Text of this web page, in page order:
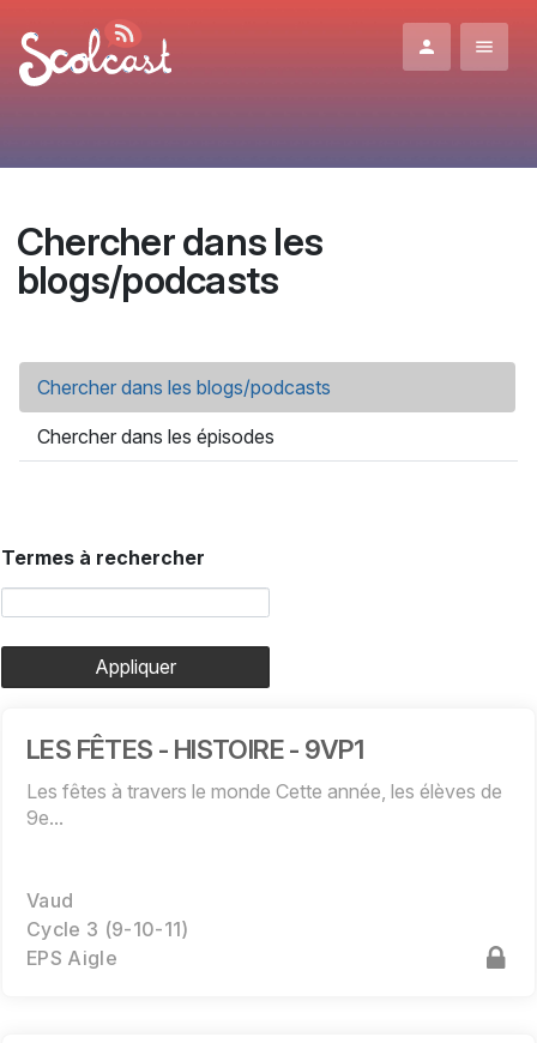
Chercher dans les
blogs/podcasts
Onglets principaux
Chercher dans les blogs/podcasts
Chercher dans les épisodes
Termes à rechercher
Appliquer
LES FÊTES - HISTOIRE - 9VP1
Les fêtes à travers le monde Cette année, les élèves de
9e...
Vaud
Cycle 3 (9-10-11)
EPS Aigle